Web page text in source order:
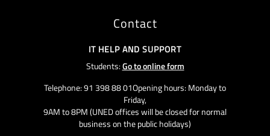
Contact
IT HELP AND SUPPORT
Students:Go to online form
Telephone: 91 398 88 01Opening hours: Monday to
Friday,
9AM to 8PM (UNED offices will be closed for normal
business on the public holidays)